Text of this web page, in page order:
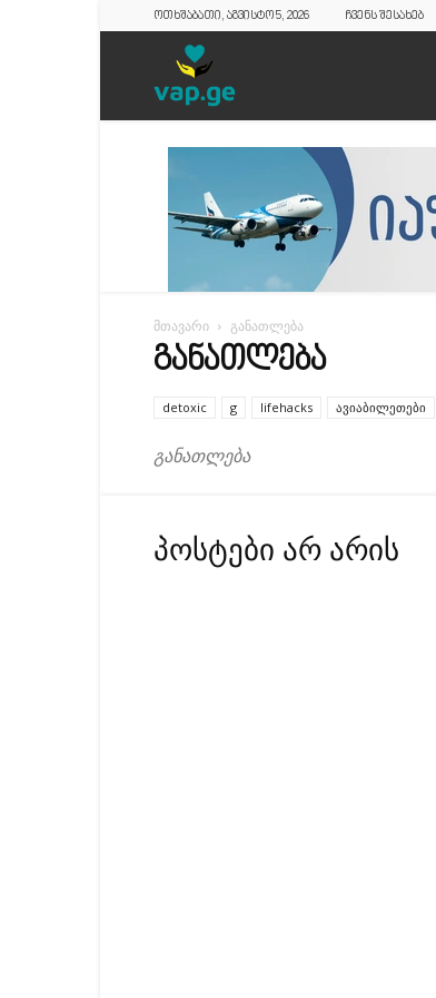
ოთხშაბათი, აგვისტო 5, 2026 ჩვენს შესახებ
მთავარი განათლება
ᲒᲐᲜᲐᲗᲚᲔᲑᲐ
detoxic g lifehacks ავიაბილეთები
განათლება
პოსტები არ არის